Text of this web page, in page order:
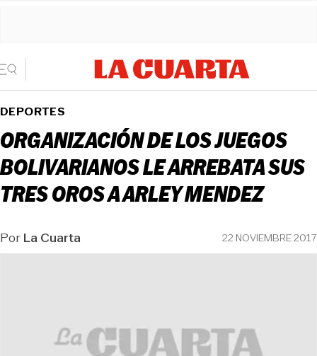
DEPORTES
ORGANIZACIÓN DE LOS JUEGOS
BOLIVARIANOS LE ARREBATA SUS
TRES OROS A ARLEY MENDEZ
PorLa Cuarta 22 NOVIEMBRE 2017